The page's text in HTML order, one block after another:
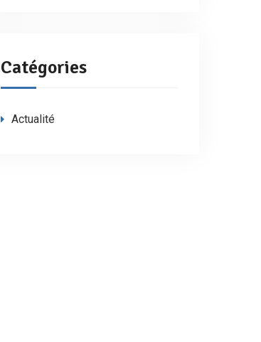
Catégories
Actualité